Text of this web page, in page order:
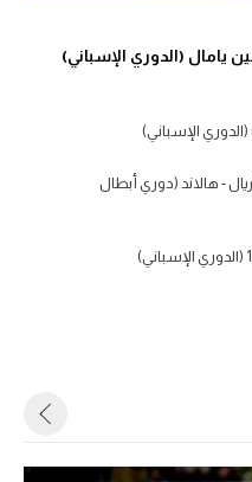
يامال (الدوري الإسباني)
- هالاند (دوري أبطال